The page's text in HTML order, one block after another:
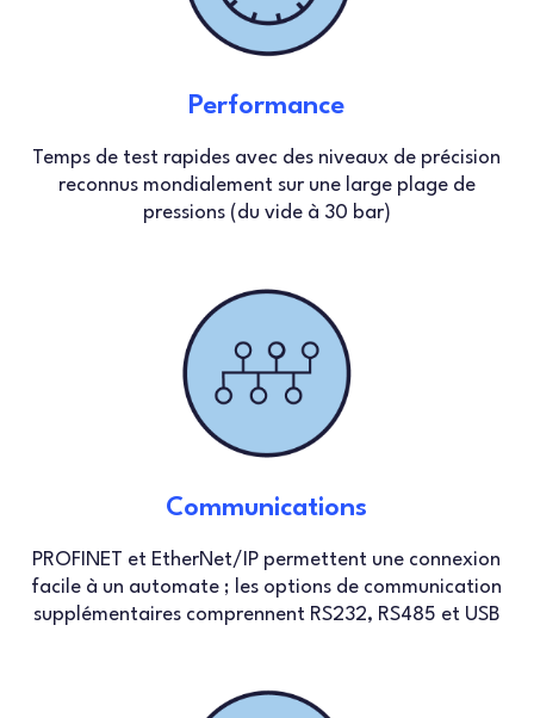
Performance
Temps de test rapides avec des niveaux de précision
reconnus mondialement sur une large plage de
pressions (du vide à 30 bar)
Communications
PROFINET et EtherNet/IP permettent une connexion
facile à un automate ; les options de communication
supplémentaires comprennent RS232, RS485 et USB